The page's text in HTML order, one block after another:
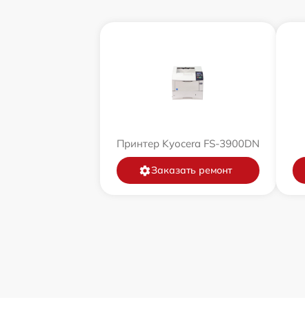
Принтер Kyocera FS-3900DN
Заказать ремонт